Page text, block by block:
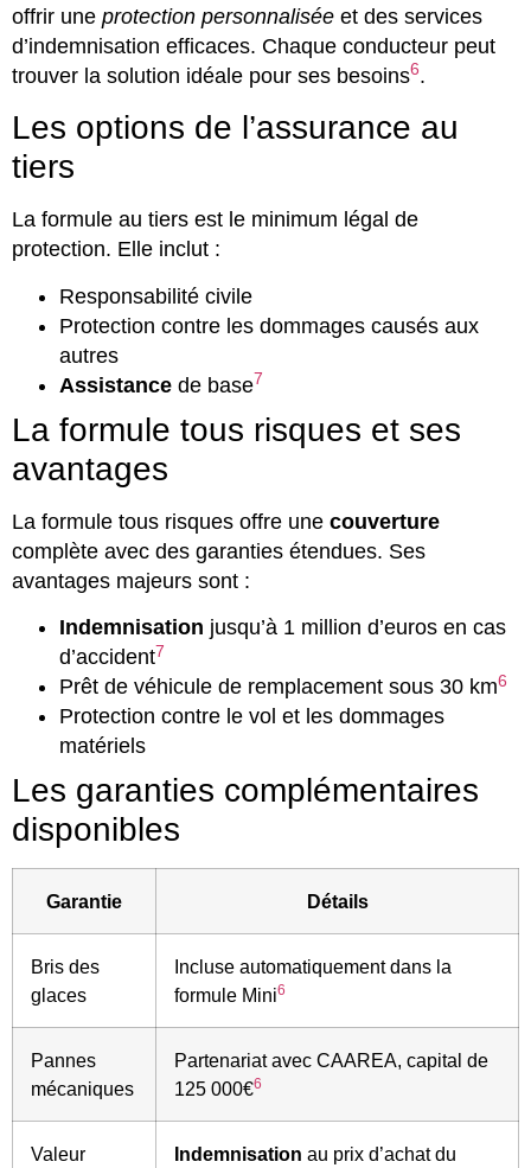
offrir une protection personnalisée et des services
d’indemnisation efficaces. Chaque conducteur peut
trouver la solution idéale pour ses besoins6.
Les options de l’assurance au
tiers
La formule au tiers est le minimum légal de
protection. Elle inclut :
Responsabilité civile
Protection contre les dommages causés aux
autres
Assistance de base7
La formule tous risques et ses
avantages
La formule tous risques offre une couverture
complète avec des garanties étendues. Ses
avantages majeurs sont :
Indemnisation jusqu’à 1 million d’euros en cas
d’accident7
Prêt de véhicule de remplacement sous 30 km6
Protection contre le vol et les dommages
matériels
Les garanties complémentaires
disponibles
Garantie Détails
Bris des
glaces
Incluse automatiquement dans la
formule Mini6
Pannes
mécaniques
Partenariat avec CAAREA, capital de
125 000€6
Valeur
Indemnisation au prix d’achat du